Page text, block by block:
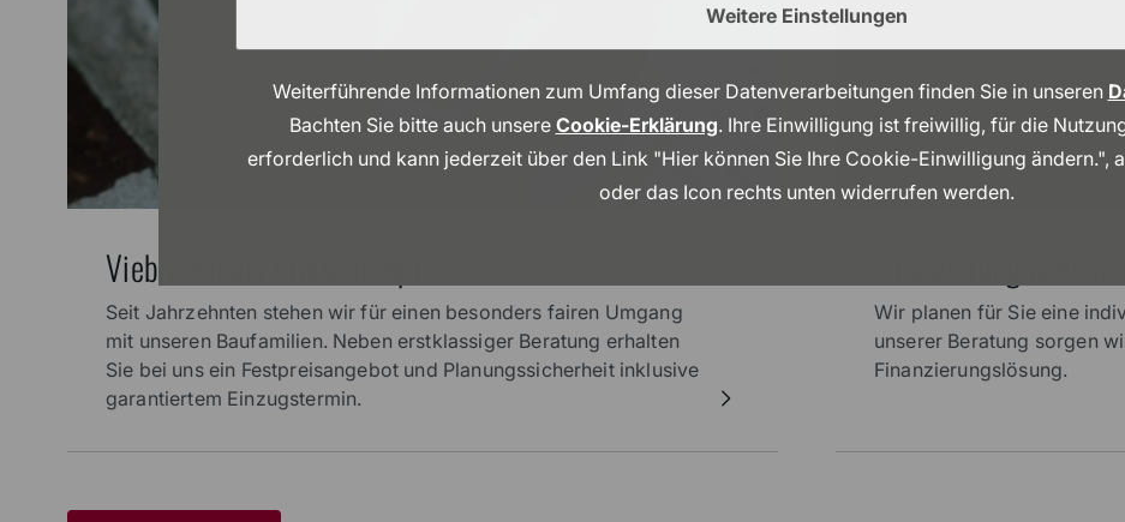
Weitere Einstellungen
Weiterführende Informationen zum Umfang dieser Datenverarbeitungen finden Sie in unseren
Bachten Sie bitte auch unsere Cookie-Erklärung. Ihre Einwilligung ist freiwillig, für die
erforderlich und kann jederzeit über den Link "Hier können Sie Ihre Cookie-Einwilligung ändern.",
oder das Icon rechts unten widerrufen werden.
Viebrockhaus Preiskonzept
Seit Jahrzehnten stehen wir für einen besonders fairen Umgang
mit unseren Baufamilien. Neben erstklassiger Beratung erhalten
Sie bei uns ein Festpreisangebot und Planungssicherheit inklusive
garantiertem Einzugstermin.
Wir planen für Sie eine
unserer Beratung sorgen
Finanzierungslösung.